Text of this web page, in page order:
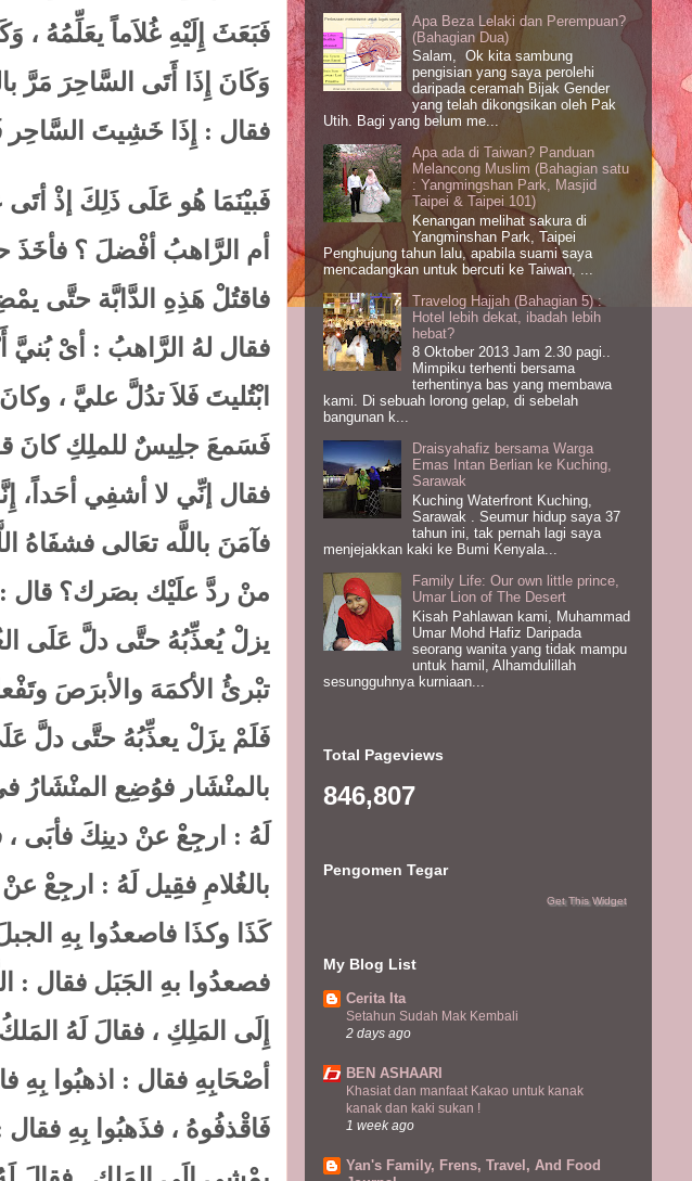
فَبَعَثَ إِلَيْهِ غُلاَماً يعَلِّمُهُ
وَكَانَ إِذَا أَتَى السَّاحِرَ مَرَّ
فقال : إِذَا خَشِيتَ
فَبيْنَمَا هُو عَلَى ذَلِكَ إذْ
أم الرَّاهبُ أفْضلَ ؟ فأخَذَ
فاقتُلْ هَذِهِ الدَّابَّة حتَّى
فقال لهُ الرَّاهبُ : أىْ بُنيَّ
ابْتُليتَ فَلاَ تدُلَّ عليَّ ،
فَسَمعَ جلِيسٌ للملِكِ كانَ قدْ
فقال إنِّي لا أشفِي أحَداً،
فآمَنَ باللَّه تعَالى فشفَاهُ
منْ ردَّ علَيْك بصَرك؟ قال :
يزلْ يُعذِّبُهُ حتَّى دلَّ عَلَى
تبْرئُ الأكمَهَ والأبرَصَ
فَلَمْ يزَلْ يعذِّبُهُ حتَّى دلَّ
بالمنْشَار فوُضِع
لَهُ : ارجِعْ عنْ دينِكَ فأبَى
بالغُلامِ فقِيل لَهُ : ارجِعْ
كَذَا وكذَا فاصعدُوا بِهِ
فصعدُوا بهِ الجَبَل فقال :
إِلَى المَلِكِ ، فقالَ لَهُ
أصْحَابِهِ فقال : اذهبُوا بِهِ
فَاقْذفُوهُ ، فذَهبُوا بِهِ
Apa Beza Lelaki dan Perempuan?
(Bahagian Dua)
Salam, Ok kita sambung
pengisian yang saya perolehi
daripada ceramah Bijak Gender
yang telah dikongsikan oleh Pak
Utih. Bagi yang belum me...
Apa ada di Taiwan? Panduan
Melancong Muslim (Bahagian satu
: Yangmingshan Park, Masjid
Taipei & Taipei 101)
Kenangan melihat sakura di
Yangminshan Park, Taipei
Penghujung tahun lalu, apabila suami saya
mencadangkan untuk bercuti ke Taiwan, ...
Travelog Hajjah (Bahagian 5) :
Hotel lebih dekat, ibadah lebih
hebat?
8 Oktober 2013 Jam 2.30 pagi..
Mimpiku terhenti bersama
terhentinya bas yang membawa
kami. Di sebuah lorong gelap, di sebelah
bangunan k...
Draisyahafiz bersama Warga
Emas Intan Berlian ke Kuching,
Sarawak
Kuching Waterfront Kuching,
Sarawak . Seumur hidup saya 37
tahun ini, tak pernah lagi saya
menjejakkan kaki ke Bumi Kenyala...
Family Life: Our own little prince,
Umar Lion of The Desert
Kisah Pahlawan kami, Muhammad
Umar Mohd Hafiz Daripada
seorang wanita yang tidak mampu
untuk hamil, Alhamdulillah
sesungguhnya kurniaan...
Total Pageviews
846,807
Pengomen Tegar
Get This Widget
My Blog List
Cerita Ita
Setahun Sudah Mak Kembali
2 days ago
BEN ASHAARI
Khasiat dan manfaat Kakao untuk kanak
kanak dan kaki sukan !
1 week ago
Yan's Family, Frens, Travel, And Food